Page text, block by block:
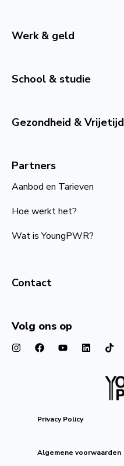
Werk & geld
School & studie
Gezondheid & Vrijetijd
Partners
Aanbod en Tarieven
Hoe werkt het?
Wat is YoungPWR?
Contact
Volg ons op
Privacy Policy
Algemene voorwaarden